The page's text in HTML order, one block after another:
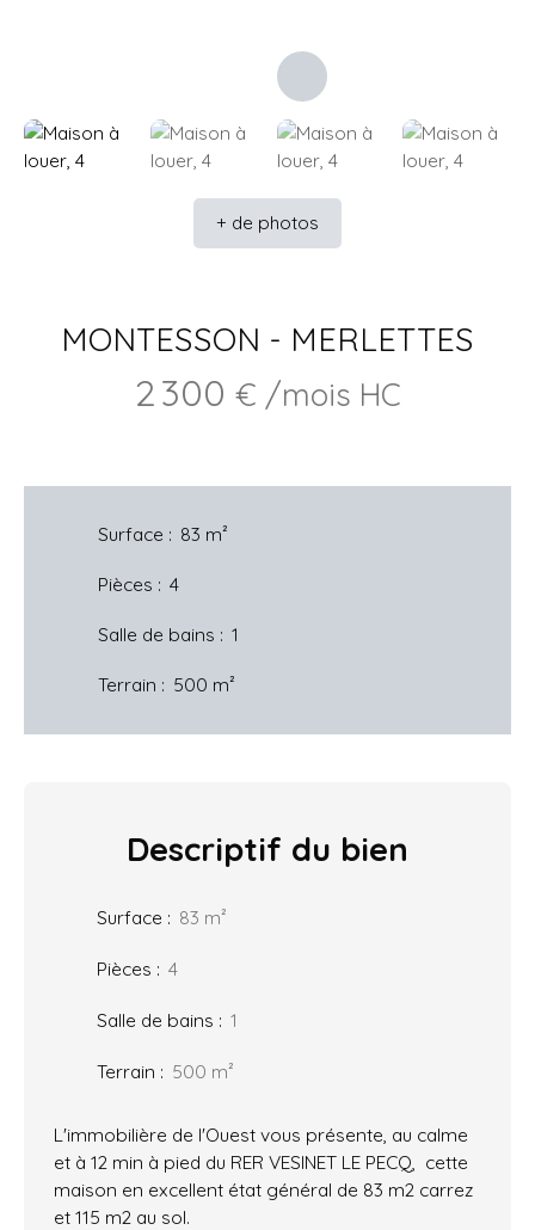
+ de photos
MONTESSON - MERLETTES
2 300 € /mois HC
Surface : 83 m²
Pièces : 4
Salle de bains : 1
Terrain : 500 m²
Descriptif du bien
Surface : 83 m²
Pièces : 4
Salle de bains : 1
Terrain : 500 m²
L'immobilière de l'Ouest vous présente, au calme
et à 12 min à pied du RER VESINET LE PECQ, cette
maison en excellent état général de 83 m2 carrez
et 115 m2 au sol.